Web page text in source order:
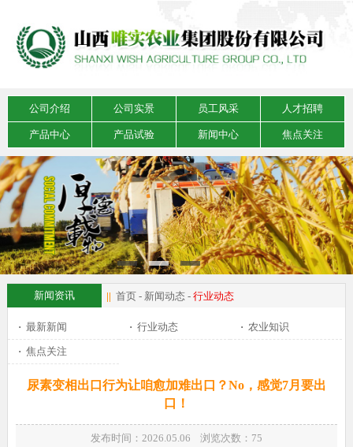
公司介绍 公司实景 员工风采 人才招聘
产品中心 产品试验 新闻中心 焦点关注
新闻资讯 || 首页- 新闻动态- 行业动态
· 最新新闻 · 行业动态 · 农业知识
· 焦点关注
尿素变相出口行为让咱愈加难出口？No，感觉7月要出
口！
发布时间：2026.05.06 浏览次数： 75